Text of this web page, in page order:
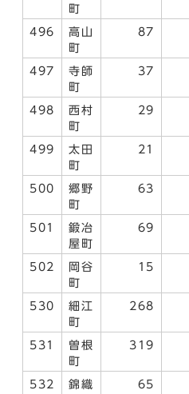
町
496
高山
町
87
497
寺師
町
37
498
西村
町
29
499
太田
町
21
500
郷野
町
63
501
鍛冶
屋町
69
502
岡谷
町
15
530
細江
町
268
531
曽根
町
319
532
錦織
65